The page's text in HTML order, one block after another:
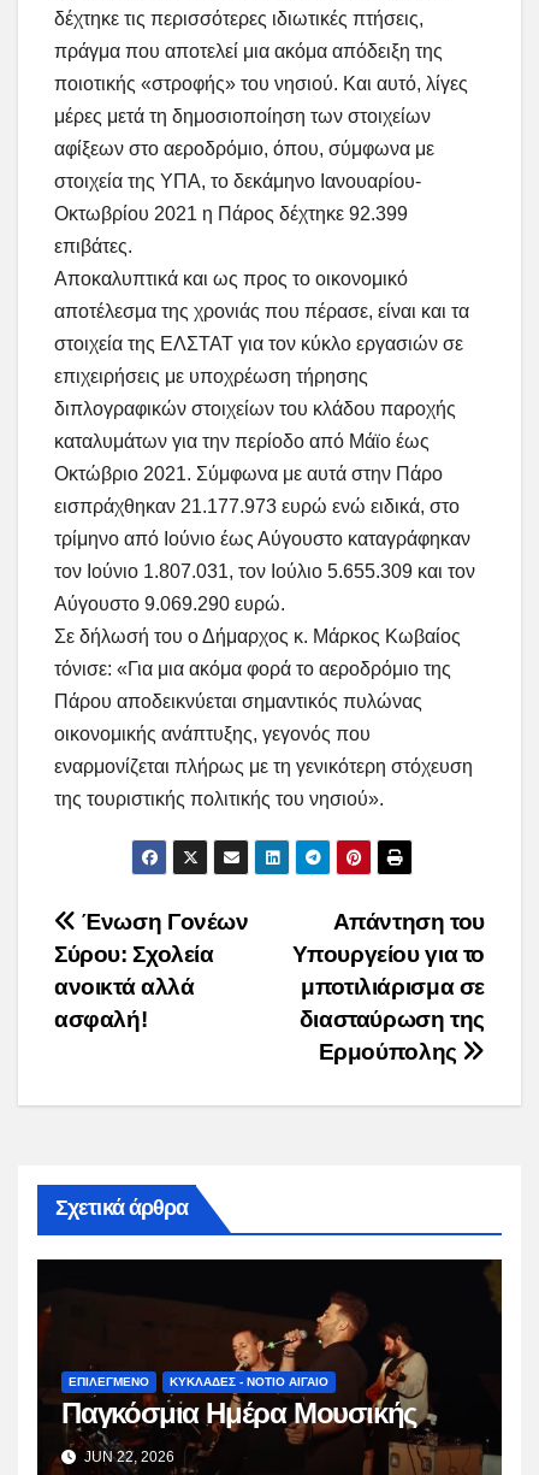
δέχτηκε τις περισσότερες ιδιωτικές πτήσεις,
πράγμα που αποτελεί μια ακόμα απόδειξη της
ποιοτικής «στροφής» του νησιού. Και αυτό, λίγες
μέρες μετά τη δημοσιοποίηση των στοιχείων
αφίξεων στο αεροδρόμιο, όπου, σύμφωνα με
στοιχεία της ΥΠΑ, το δεκάμηνο Ιανουαρίου-
Οκτωβρίου 2021 η Πάρος δέχτηκε 92.399
επιβάτες.
Αποκαλυπτικά και ως προς το οικονομικό
αποτέλεσμα της χρονιάς που πέρασε, είναι και τα
στοιχεία της ΕΛΣΤΑΤ για τον κύκλο εργασιών σε
επιχειρήσεις με υποχρέωση τήρησης
διπλογραφικών στοιχείων του κλάδου παροχής
καταλυμάτων για την περίοδο από Μάϊο έως
Οκτώβριο 2021. Σύμφωνα με αυτά στην Πάρο
εισπράχθηκαν 21.177.973 ευρώ ενώ ειδικά, στο
τρίμηνο από Ιούνιο έως Αύγουστο καταγράφηκαν
τον Ιούνιο 1.807.031, τον Ιούλιο 5.655.309 και τον
Αύγουστο 9.069.290 ευρώ.
Σε δήλωσή του ο Δήμαρχος κ. Μάρκος Κωβαίος
τόνισε: «Για μια ακόμα φορά το αεροδρόμιο της
Πάρου αποδεικνύεται σημαντικός πυλώνας
οικονομικής ανάπτυξης, γεγονός που
εναρμονίζεται πλήρως με τη γενικότερη στόχευση
της τουριστικής πολιτικής του νησιού».
Post
navigation
Απάντηση του
Υπουργείου για το
μποτιλιάρισμα σε
διασταύρωση της
Ερμούπολης
Ένωση Γονέων
Σύρου: Σχολεία
ανοικτά αλλά
ασφαλή!
Σχετικά άρθρα
ΕΠΙΛΕΓΜΕΝΟ ΚΥΚΛΑΔΕΣ - ΝΟΤΙΟ ΑΙΓΑΙΟ
Παγκόσμια Ημέρα Μουσικής
JUN 22, 2026